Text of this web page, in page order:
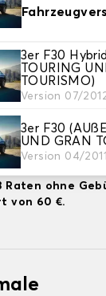
3er F30
TOURING
TOURISMO)
Version 07/
3er F30
UND GRAN
Version 04/
passende
kostenloser
Raten ohne
von 60 €.